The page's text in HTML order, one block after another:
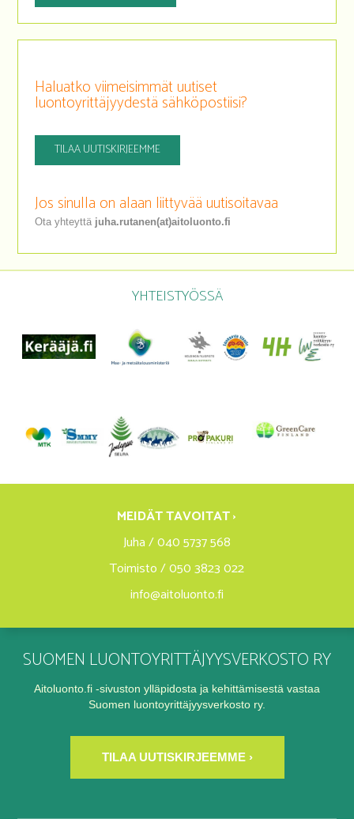
Haluatko viimeisimmät uutiset
luontoyrittäjyydestä sähköpostiisi?
TILAA UUTISKIRJEEMME
Jos sinulla on alaan liittyvää uutisoitavaa
Ota yhteyttä juha.rutanen(at)aitoluonto.fi
YHTEISTYÖSSÄ
MEIDÄT TAVOITAT ›
Juha / 040 5737 568
Toimisto / 050 3823 022
info@aitoluonto.fi
SUOMEN LUONTOYRITTÄJYYSVERKOSTO RY
Aitoluonto.fi -sivuston ylläpidosta ja kehittämisestä vastaa
Suomen luontoyrittäjyysverkosto ry.
TILAA UUTISKIRJEEMME ›